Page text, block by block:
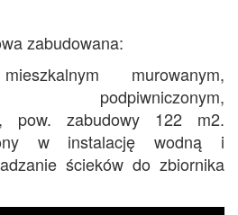
zabudowana:
murowanym,
podpiwniczonym,
pow. zabudowy 122 m2.
w instalację wodną i
ścieków do zbiornika